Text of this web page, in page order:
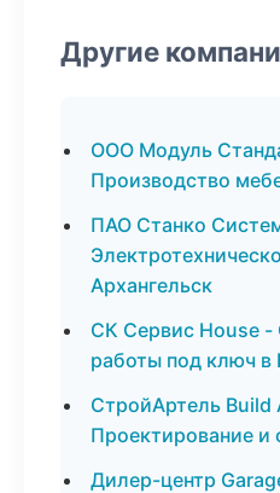
Другие
ООО Модуль
Производство
ПАО Станко
Архангельск
СК Сервис House -
работы под ключ в
СтройАртель Build
Проектирование и
Дилер-центр